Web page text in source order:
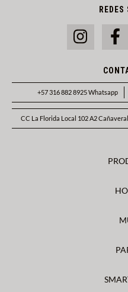
+57 316 882 8925 Whatsapp
CC La Florida Local 102 A2